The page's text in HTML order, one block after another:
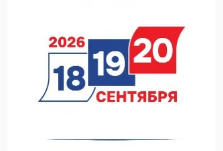
07.08.2026 12:04
В Нижегородской области созданы четыре ММЦ
07.08.2026 11:46